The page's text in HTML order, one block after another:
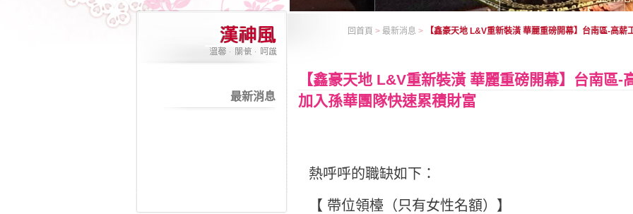
最新消息
回首頁 > 最新消息 > 【鑫豪天地 L&V重新裝潢 華麗重磅開幕】台南區-高
【鑫豪天地 L&V重新裝潢 華麗重磅開幕】台南區-
加入孫華團隊快速累積財富
熱呼呼的職缺如下：
【 帶位領檯（只有女性名額）】